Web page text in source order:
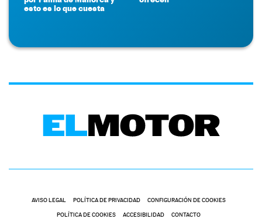
esto es lo que cuesta
AVISO LEGAL POLÍTICA DE PRIVACIDAD CONFIGURACIÓN DE COOKIES
POLÍTICA DE COOKIES ACCESIBILIDAD CONTACTO